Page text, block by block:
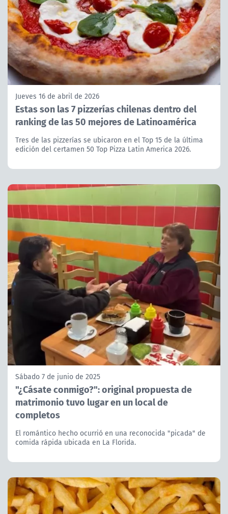
Jueves 16 de abril de 2026
Estas son las 7 pizzerías chilenas dentro del
ranking de las 50 mejores de Latinoamérica
Tres de las pizzerías se ubicaron en el Top 15 de la última
edición del certamen 50 Top Pizza Latin America 2026.
Sábado 7 de junio de 2025
"¿Cásate conmigo?": original propuesta de
matrimonio tuvo lugar en un local de
completos
El romántico hecho ocurrió en una reconocida "picada" de
comida rápida ubicada en La Florida.